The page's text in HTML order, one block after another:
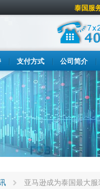
泰国服
支付方式 公司简介
亚马逊成为泰国最大